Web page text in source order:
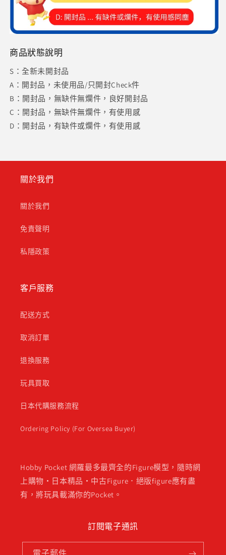
商品狀態說明
S：全新未開封品
A：開封品，未使用品/只開封Check件
B：開封品，無缺件無爛件，良好開封品
C：開封品，無缺件無爛件，有使用感
D：開封品，有缺件或爛件，有使用感
關於我們
關於我們
免責聲明
私隱政策
客戶服務
配送方式
取消訂單
退換服務
玩具買取
日本代購服務流程
Ordering Policy (For Oversea Buyer)
Hobby Pocket 網羅最多最齊全的Figure模型，隨時網
上購物・日本精品・中古Figure．絕版figure應有盡
有，將玩具載滿你的Pocket。
訂閱電子通訊